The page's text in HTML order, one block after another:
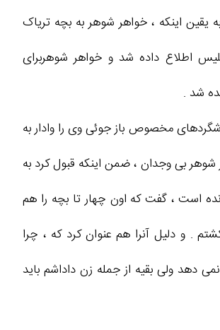
اینکه ، خواهر شوهر به بچه تریاک
اطلاع داده شد و خواهر شوهربرای
شد .
مخصوص باز جوئی وی را وادار به
شوهر بی وجدان ، ضمن اینکه قبول کرد به
است ، گفت که اون چهار تا بچه را هم
. و دلیل آنرا هم عنوان کرد که ، چرا
دهد ولی بقیه از جمله زن داداشم باید